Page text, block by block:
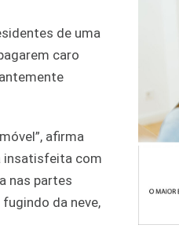
de uma
caro
afirma
insatisfeita com
nas partes
da neve,